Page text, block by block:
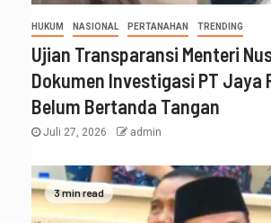
HUKUM NASIONAL PERTANAHAN TRENDING
Ujian Transparansi Menteri
Dokumen Investigasi PT Jaya
Belum Bertanda Tangan
Juli 27, 2026 admin
3 min read